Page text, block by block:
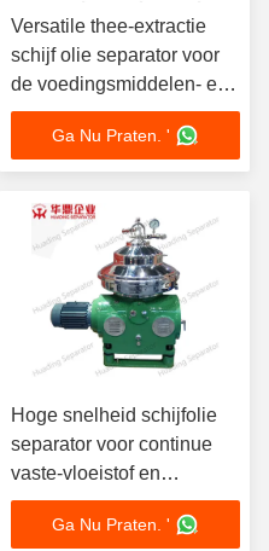
Versatile thee-extractie
schijf olie separator voor
de voedingsmiddelen- en
drankenindustrie
Ga Nu Praten. '
Hoge snelheid schijfolie
separator voor continue
vaste-vloeistof en
vloeistof-vloeistof
scheiding in verticale
Ga Nu Praten. '